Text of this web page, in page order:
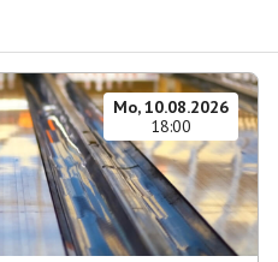
Mo, 10.08.2026
18:00